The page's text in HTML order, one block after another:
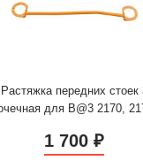
Растяжка передних стоек
для B@3 2170,
1 700₽